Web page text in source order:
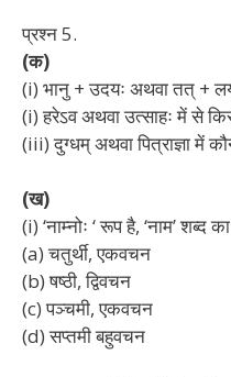
प्रश्न 5.
(क)
(i) भानु + उदयः अथवा तत् +
(i) हरेऽव अथवा उत्साहः में से
(iii) दुग्धम् अथवा पित्राज्ञा में
(ख)
(i) ‘नाम्नोः ‘ रूप है, ‘नाम’ शब्द का
(a) चतुर्थी, एकवचन
(b) षष्ठी, द्विवचन
(c) पञ्चमी, एकवचन
(d) सप्तमी बहुवचन